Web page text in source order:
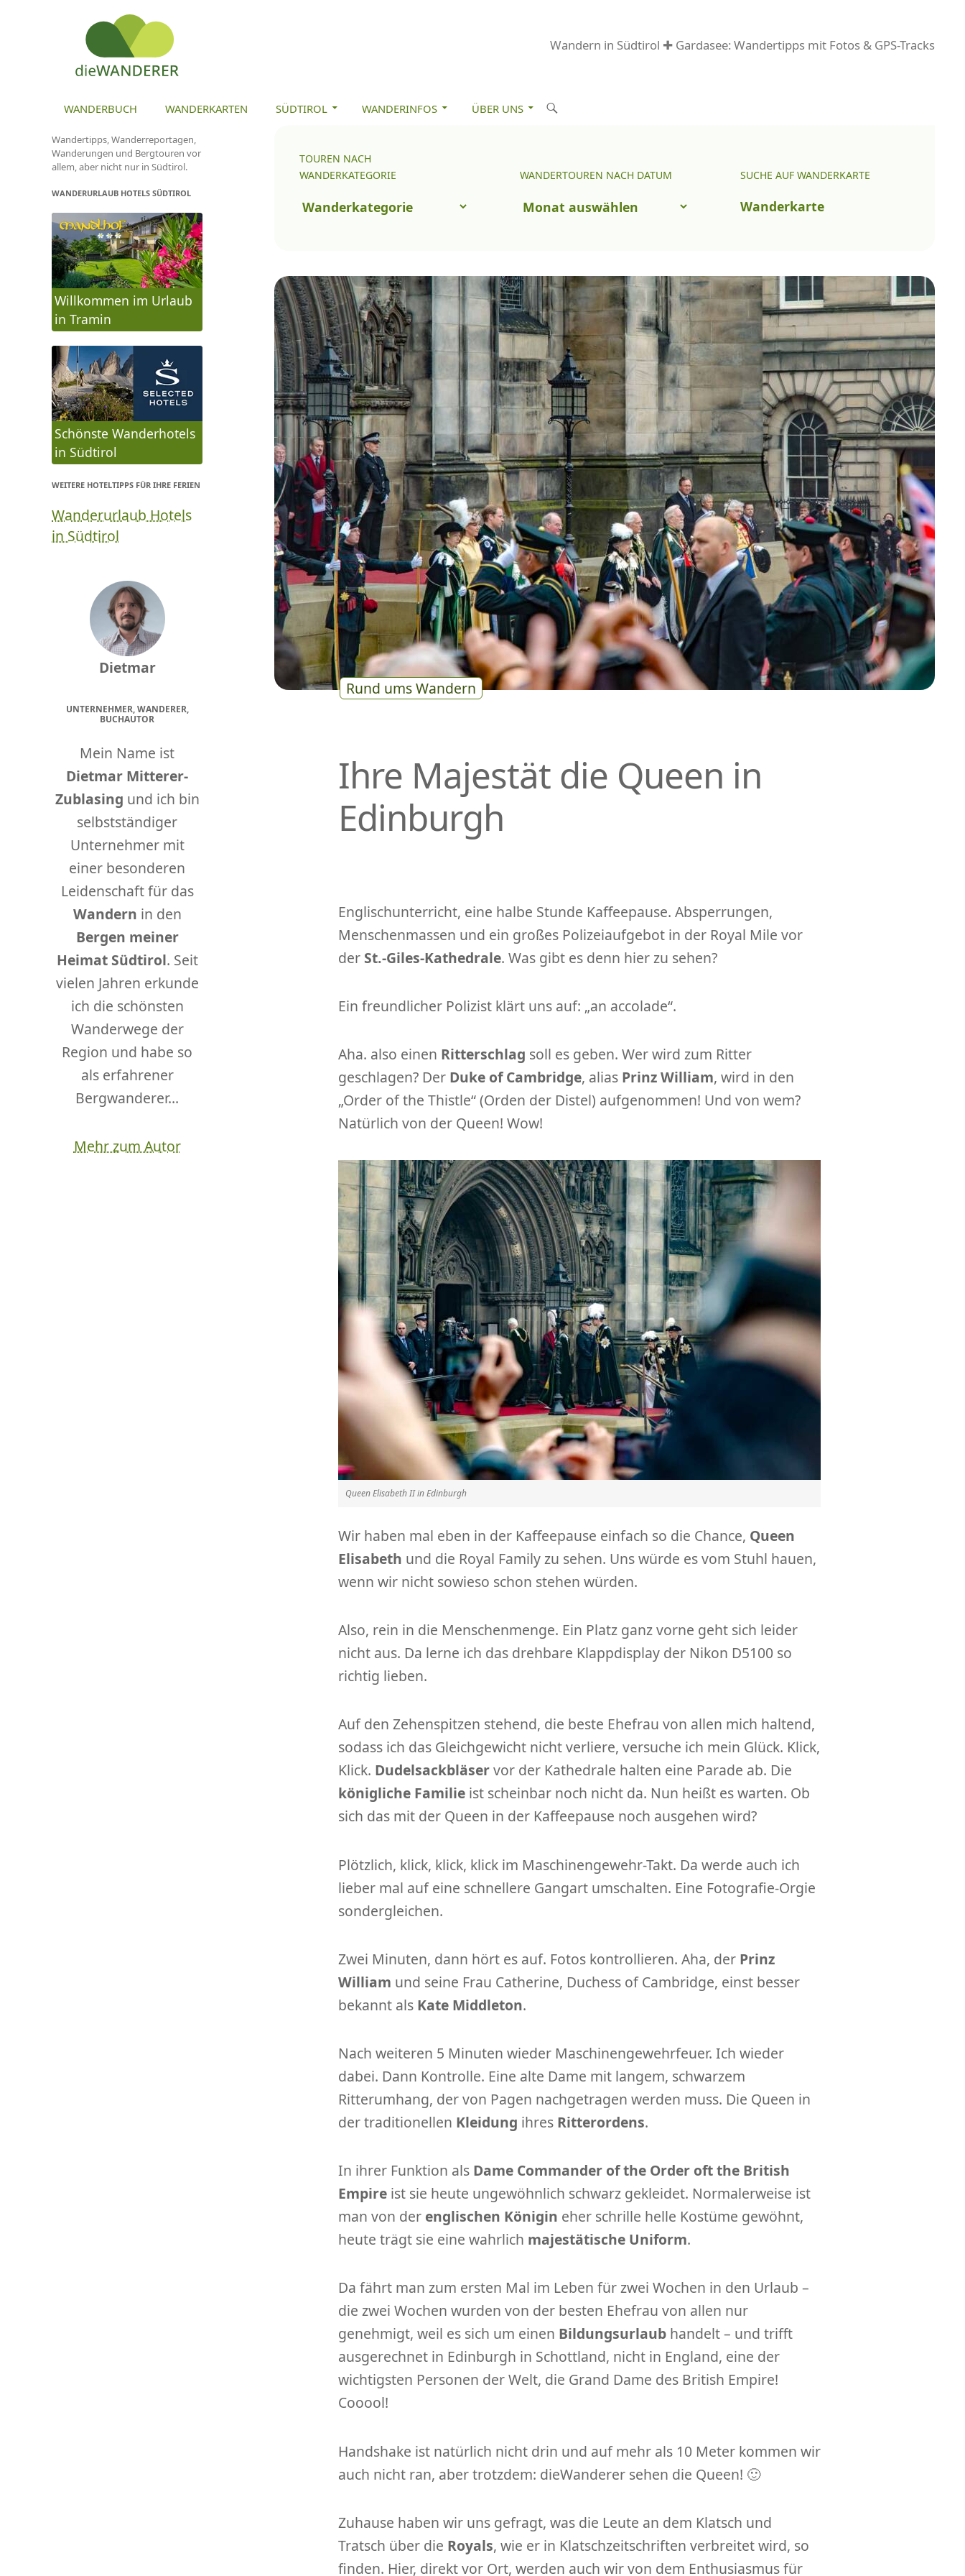
Wandern in Südtirol ✚ Gardasee: Wandertipps mit Fotos & GPS-Tracks
S
h
n
WANDERBUCH WANDERKARTEN SÜDTIROL WANDERINFOS ÜBER UNS
TOUREN NACH
WANDERKATEGORIE
Touren
WANDERTOUREN NACH DATUM
nach
Datum
SUCHE AUF WANDERKARTE
Wanderkarte
Rund ums Wandern
Ihre Majestät die Queen in
Edinburgh
Englischunterricht, eine halbe Stunde Kaffeepause. Absperrungen,
Menschenmassen und ein großes Polizeiaufgebot in der Royal Mile vor
der St.-Giles-Kathedrale. Was gibt es denn hier zu sehen?
Ein freundlicher Polizist klärt uns auf: „an accolade“.
Aha. also einen Ritterschlag soll es geben. Wer wird zum Ritter
geschlagen? Der Duke of Cambridge, alias Prinz William, wird in den
„Order of the Thistle“ (Orden der Distel) aufgenommen! Und von wem?
Natürlich von der Queen! Wow!
Queen Elisabeth II in Edinburgh
Wir haben mal eben in der Kaffeepause einfach so die Chance, Queen
Elisabeth und die Royal Family zu sehen. Uns würde es vom Stuhl hauen,
wenn wir nicht sowieso schon stehen würden.
Also, rein in die Menschenmenge. Ein Platz ganz vorne geht sich leider
nicht aus. Da lerne ich das drehbare Klappdisplay der Nikon D5100 so
richtig lieben.
Auf den Zehenspitzen stehend, die beste Ehefrau von allen mich haltend,
sodass ich das Gleichgewicht nicht verliere, versuche ich mein Glück. Klick,
Klick. Dudelsackbläservor der Kathedrale halten eine Parade ab. Die
königliche Familie ist scheinbar noch nicht da. Nun heißt es warten. Ob
sich das mit der Queen in der Kaffeepause noch ausgehen wird?
Plötzlich, klick, klick, klick im Maschinengewehr-Takt. Da werde auch ich
lieber mal auf eine schnellere Gangart umschalten. Eine Fotografie-Orgie
sondergleichen.
Zwei Minuten, dann hört es auf. Fotos kontrollieren. Aha, der Prinz
William und seine Frau Catherine, Duchess of Cambridge, einst besser
bekannt als Kate Middleton.
Nach weiteren 5 Minuten wieder Maschinengewehrfeuer. Ich wieder
dabei. Dann Kontrolle. Eine alte Dame mit langem, schwarzem
Ritterumhang, der von Pagen nachgetragen werden muss. Die Queen in
der traditionellen Kleidung ihres Ritterordens.
In ihrer Funktion als Dame Commander of the Order oft the British
Empire ist sie heute ungewöhnlich schwarz gekleidet. Normalerweise ist
man von der englischen Königin eher schrille helle Kostüme gewöhnt,
heute trägt sie eine wahrlich majestätische Uniform.
Da fährt man zum ersten Mal im Leben für zwei Wochen in den Urlaub –
die zwei Wochen wurden von der besten Ehefrau von allen nur
genehmigt, weil es sich um einen Bildungsurlaub handelt – und trifft
ausgerechnet in Edinburgh in Schottland, nicht in England, eine der
wichtigsten Personen der Welt, die Grand Dame des British Empire!
Cooool!
Handshake ist natürlich nicht drin und auf mehr als 10 Meter kommen wir
auch nicht ran, aber trotzdem: dieWanderer sehen die Queen! 🙂
Zuhause haben wir uns gefragt, was die Leute an dem Klatsch und
Tratsch über die Royals, wie er in Klatschzeitschriften verbreitet wird, so
finden. Hier, direkt vor Ort, werden auch wir von dem Enthusiasmus für
Wandertipps, Wanderreportagen,
Wanderungen und Bergtouren vor
allem, aber nicht nur in Südtirol.
WANDERURLAUB HOTELS SÜDTIROL
Willkommen im Urlaub
in Tramin
Schönste Wanderhotels
in Südtirol
WEITERE HOTELTIPPS FÜR IHRE FERIEN
Wanderurlaub Hotels
in Südtirol
Dietmar
UNTERNEHMER, WANDERER,
BUCHAUTOR
Mein Name ist
Dietmar Mitterer-
Zublasing und ich bin
selbstständiger
Unternehmer mit
einer besonderen
Leidenschaft für das
Wandern in den
Bergen meiner
Heimat Südtirol. Seit
vielen Jahren erkunde
ich die schönsten
Wanderwege der
Region und habe so
als erfahrener
Bergwanderer...
Mehr zum Autor